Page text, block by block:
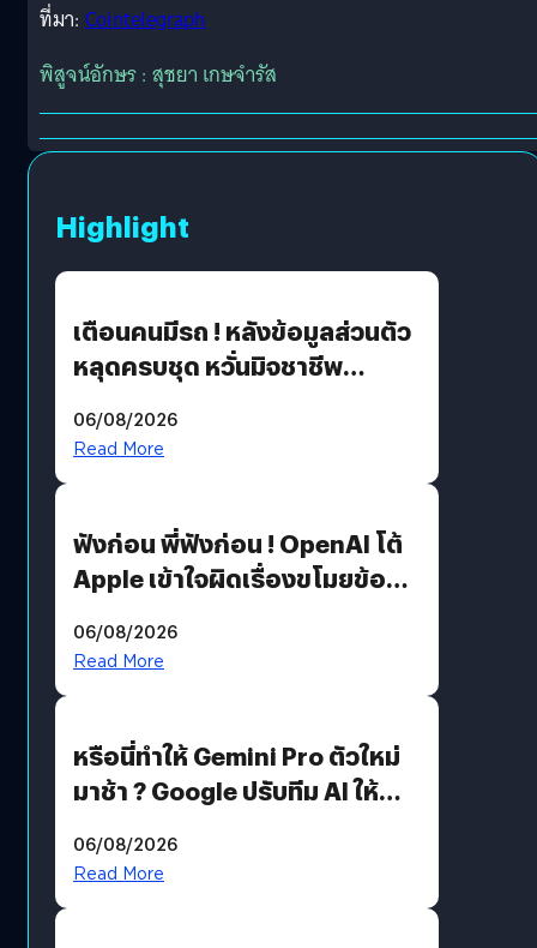
ที่มา: Cointelegraph
พิสูจน์อักษร : สุชยา เกษจำรัส
Highlight
เตือนคนมีรถ ! หลังข้อมูลส่วนตัว
หลุดครบชุด หวั่นมิจชาชีพ
รหัสผ่านหลุด ไม่ใช่แฮ็กเกอร์
06/08/2026
Read More
ฟังก่อน พี่ฟังก่อน ! OpenAI โต้
Apple เข้าใจผิดเรื่องขโมยข้อมูล
06/08/2026
Read More
หรือนี่ทำให้ Gemini Pro ตัวใหม่
มาช้า ? Google ปรับทีม AI ให้
AGI
06/08/2026
Read More